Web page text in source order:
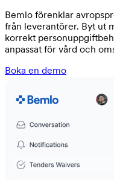
Bemlo förenklar
från leverantörer. Byt ut
korrekt
anpassat för vård och
Boka en demo